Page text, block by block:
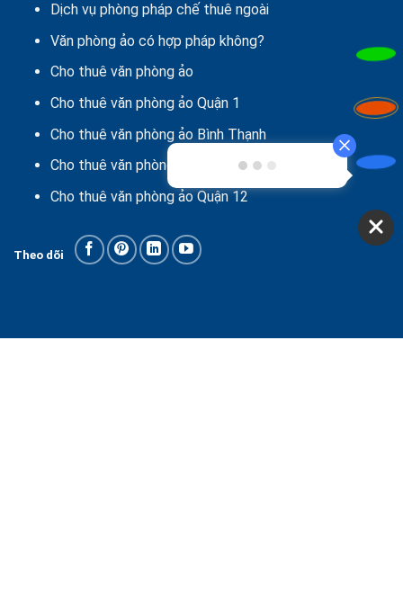
Dịch vụ phòng pháp chế thuê ngoài
Văn phòng ảo có hợp pháp không?
Cho thuê văn phòng ảo
Cho thuê văn phòng ảo Quận 1
Cho thuê văn phòng ảo Bình Thạnh
Cho thuê văn phòng ảo Tân Bình
Cho thuê văn phòng ảo Quận 12
Theo dõi